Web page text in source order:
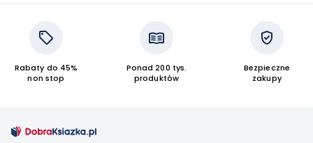
Rabaty do 45%
non stop
Ponad 200 tys.
produktów
Bezpieczne
zakupy